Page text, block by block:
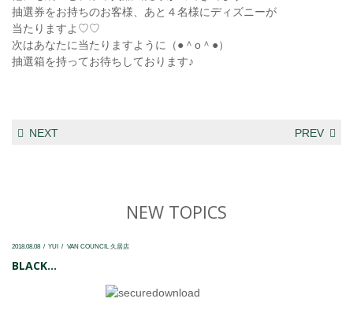
抽選券をお持ちのお客様、あと４名様にディズニーが
当たりますよ♡♡
次はあなたに当たりますように（●＾o＾●）
抽選箱を持ってお待ちしております♪
NEXT PREV
NEW TOPICS
2018.08.08 YUI VAN COUNCIL 久居店
BLACK...